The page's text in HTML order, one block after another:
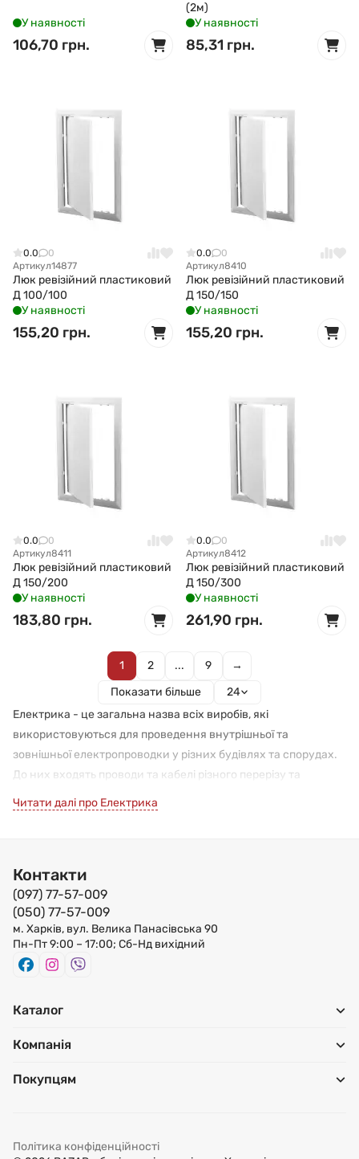
У наявності
106,70 грн.
(2м)
У наявності
85,31 грн.
0.0
0
Артикул14877
Люк ревізійний пластиковий
Д 100/100
У наявності
155,20 грн.
0.0
0
Артикул8410
Люк ревізійний пластиковий
Д 150/150
У наявності
155,20 грн.
0.0
0
Артикул8411
Люк ревізійний пластиковий
Д 150/200
У наявності
183,80 грн.
0.0
0
Артикул8412
Люк ревізійний пластиковий
Д 150/300
У наявності
261,90 грн.
1 2 ... 9
→
Показати більше
24
Електрика - це загальна назва всіх виробів, які
використовуються для проведення внутрішньої та
зовнішньої електропроводки у різних будівлях та спорудах.
До них входять проводи та кабелі різного перерізу та
квартирні щитки, запобіжники, ПЗВ та інші елементи.
Провід призначений для влаштування проводки
всередині будівель та споруд. Вони мають різні види в
залежності від застосування, але найбільшим попитом
користуються дроти марки ПВС, які мають круглий
переріз та кручені мідні жили. Зверху захищені
застосовуються для підключення побутових споживачів
використання. Являє собою кручений електропровід з
Вони можуть бути білими або мати різні кольори. Існують
Читати далі про Електрика
Контакти
(097) 77-57-009
(050) 77-57-009
м. Харків, вул. Велика Панасівська 90
Пн-Пт 9:00 – 17:00; Сб-Нд вихідний
Каталог
Компанія
Покупцям
Політика конфіденційності